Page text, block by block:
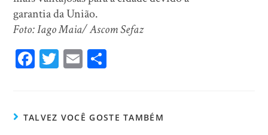
garantia da União.
Foto: Iago Maia/ Ascom Sefaz
Fa
ok
T
er
E
TALVEZ VOCÊ GOSTE TAMBÉM